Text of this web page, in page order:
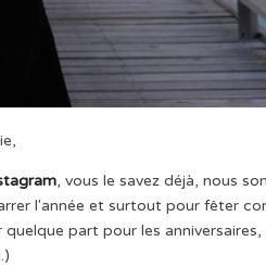
, vous le savez déjà, nous
l'année et surtout pour fêter
part pour les